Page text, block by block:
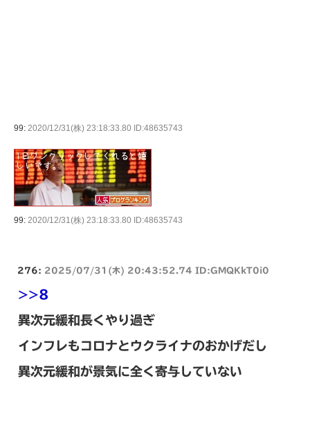
99: 2020/12/31(株) 23:18:33.80 ID:48635743
99: 2020/12/31(株) 23:18:33.80 ID:48635743
276: 2025/07/31(木) 20:43:52.74 ID:GMQKkT0i0
>>8
異次元緩和長くやり過ぎ
インフレもコロナとウクライナのおかげだし
異次元緩和が景気に全く寄与していない